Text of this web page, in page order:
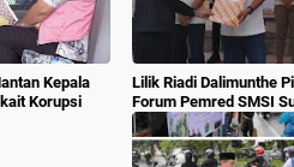
Kepala
Korupsi
Lilik Riadi Dalimunthe
Forum Pemred SMSI